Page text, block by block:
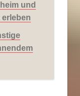
und
erleben